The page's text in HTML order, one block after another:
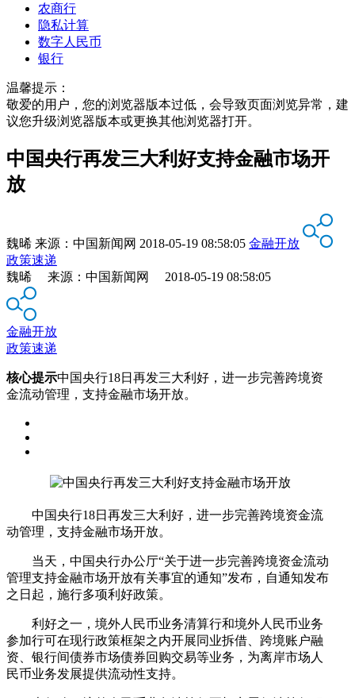
农商行
隐私计算
数字人民币
银行
温馨提示：
敬爱的用户，您的浏览器版本过低，会导致页面浏览异常，建
议您升级浏览器版本或更换其他浏览器打开。
中国央行再发三大利好支持金融市场开
放
魏晞 来源： 中国新闻网 2018-05-19 08:58:05 金融开放
政策速递
魏晞 来源：中国新闻网 2018-05-19 08:58:05
金融开放
政策速递
核心提示中国央行18日再发三大利好，进一步完善跨境资
金流动管理，支持金融市场开放。
中国央行18日再发三大利好，进一步完善跨境资金流
动管理，支持金融市场开放。
当天，中国央行办公厅“关于进一步完善跨境资金流动
管理支持金融市场开放有关事宜的通知”发布，自通知发布
之日起，施行多项利好政策。
利好之一，境外人民币业务清算行和境外人民币业务
参加行可在现行政策框架之内开展同业拆借、跨境账户融
资、银行间债券市场债券回购交易等业务，为离岸市场人
民币业务发展提供流动性支持。